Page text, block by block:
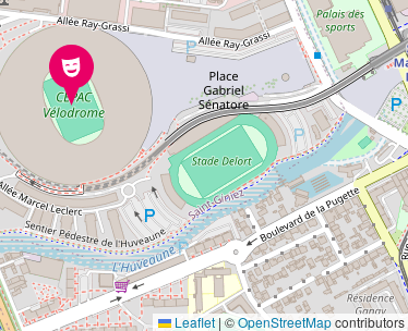
Leaflet |©OpenStreetMapcontributors